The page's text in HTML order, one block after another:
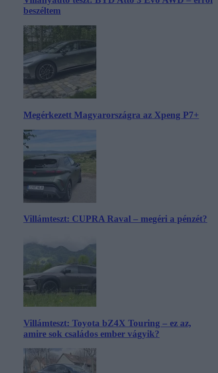
beszéltem
Megérkezett Magyarországra az Xpeng P7+
Villámteszt: CUPRA Raval – megéri a pénzét?
Villámteszt: Toyota bZ4X Touring – ez az,
amire sok családos ember vágyik?